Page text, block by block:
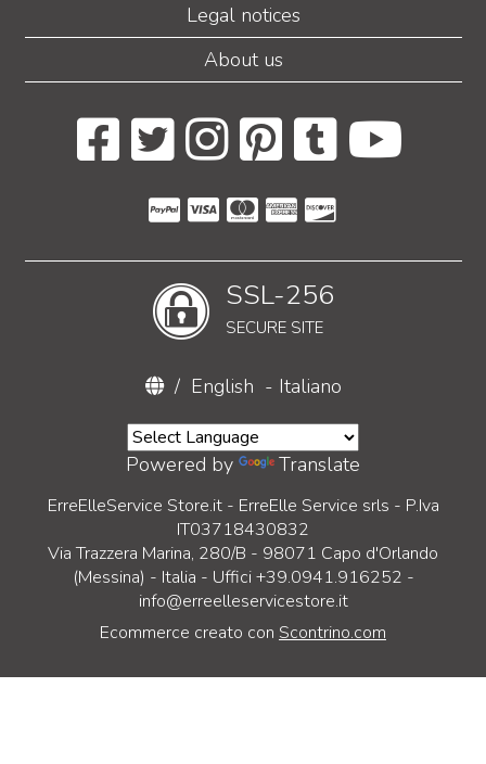
Legal notices
About us
SSL-256
SECURE SITE
/ English - Italiano
Powered by Translate
ErreElleService Store.it - ErreElle Service srls - P.Iva
IT03718430832
Via Trazzera Marina, 280/B - 98071 Capo d'Orlando
(Messina) - Italia - Uffici +39.0941.916252 -
info@erreelleservicestore.it
Ecommerce creato con Scontrino.com